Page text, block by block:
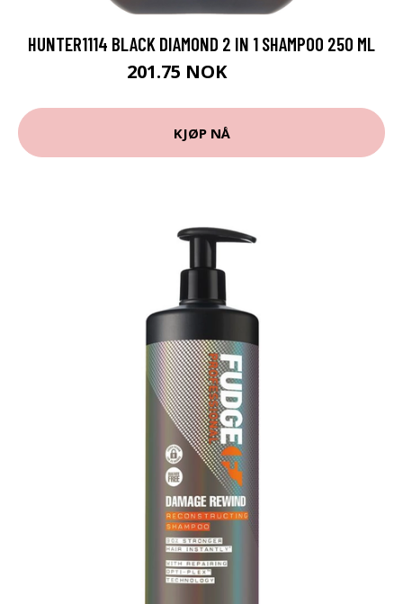
HUNTER1114 BLACK DIAMOND 2 IN 1 SHAMPOO 250 ML
201.75 NOK
KJØP NÅ